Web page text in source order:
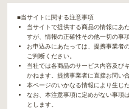
■当サイトに関する注意事項
当サイトで提供する商品の情報にあ
すが、情報の正確性その他一切の事
お申込みにあたっては、提携事業者
ご判断ください。
当社では各商品のサービス内容及び
かねます。提携事業者に直接お問い
本ページのいかなる情報により生じ
なお、本注意事項に定めがない事項
とします。